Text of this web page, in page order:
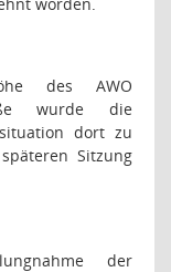
des AWO
wurde die
dort zu
Sitzung
der